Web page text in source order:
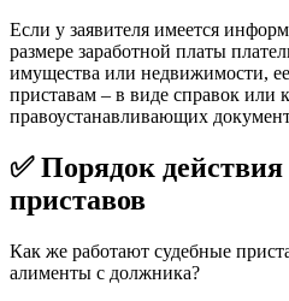
Если у заявителя имеется
размере заработной платы
имущества или недвижимости, ее
приставам – в виде справок или
правоустанавливающих
✅ Порядок
приставов
Как же работают судебные
алименты с должника?